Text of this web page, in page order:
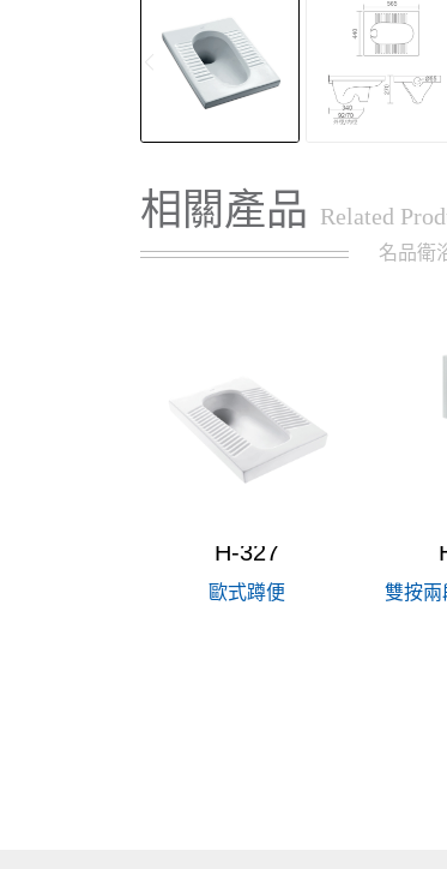
相關產品 Related
名品衛
H-327
歐式蹲便 雙按兩